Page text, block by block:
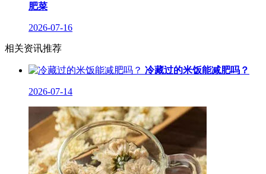
肥菜
2026-07-16
相关资讯推荐
冷藏过的米饭能减肥吗？
2026-07-14